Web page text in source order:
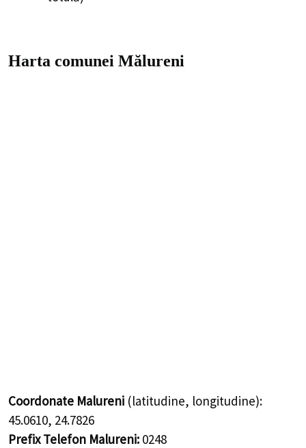
Harta comunei Mălureni
Coordonate Malureni (latitudine, longitudine):
45.0610, 24.7826
Prefix Telefon Malureni: 0248